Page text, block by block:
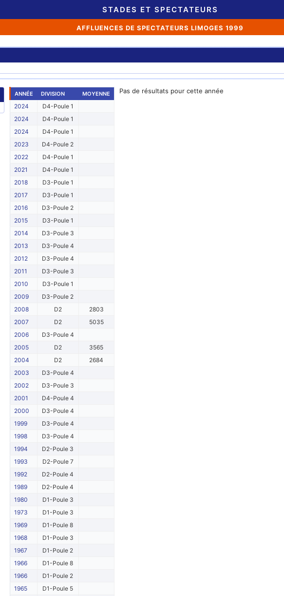
STADES ET SPECTATEURS
AFFLUENCES DE SPECTATEURS LIMOGES 1999
ANNÉE DIVISION MOYENNE
2024
D4-Poule 1
2024
D4-Poule 1
2024
D4-Poule 1
2023
D4-Poule 2
2022
D4-Poule 1
2021
D4-Poule 1
2018
D3-Poule 1
2017
D3-Poule 1
2016
D3-Poule 2
2015
D3-Poule 1
2014
D3-Poule 3
2013
D3-Poule 4
2012
D3-Poule 4
2011
D3-Poule 3
2010
D3-Poule 1
2009
D3-Poule 2
2008
D2
2803
2007
D2
5035
2006
D3-Poule 4
2005
D2
3565
2004
D2
2684
2003
D3-Poule 4
2002
D3-Poule 3
2001
D4-Poule 4
2000
D3-Poule 4
1999
D3-Poule 4
1998
D3-Poule 4
1994
D2-Poule 3
1993
D2-Poule 7
1992
D2-Poule 4
1989
D2-Poule 4
1980
D1-Poule 3
1973
D1-Poule 3
1969
D1-Poule 8
1968
D1-Poule 3
1967
D1-Poule 2
1966
D1-Poule 8
1966
D1-Poule 2
1965
D1-Poule 5
Pas de résultats pour cette année